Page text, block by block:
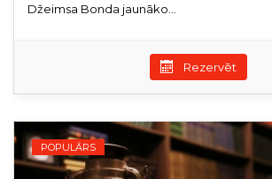
Džeimsa Bonda jaunāko...
Rezervēt
POPULĀRS